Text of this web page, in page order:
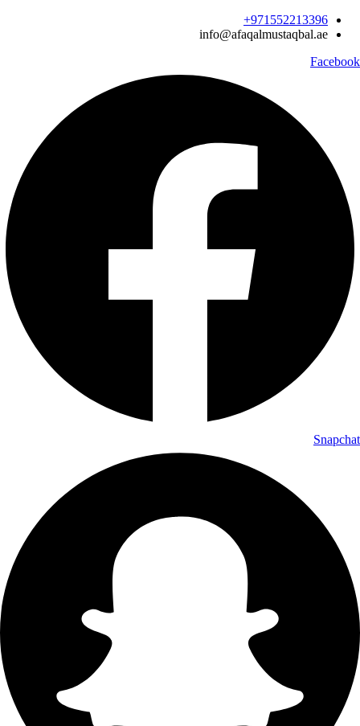
Skip
971552213396‬+
info@afaqalmustaqbal.ae
Facebook
Snapchat